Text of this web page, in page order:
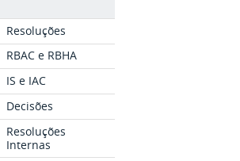
Resoluções
RBAC e RBHA
IS e IAC
Decisões
Resoluções
Internas